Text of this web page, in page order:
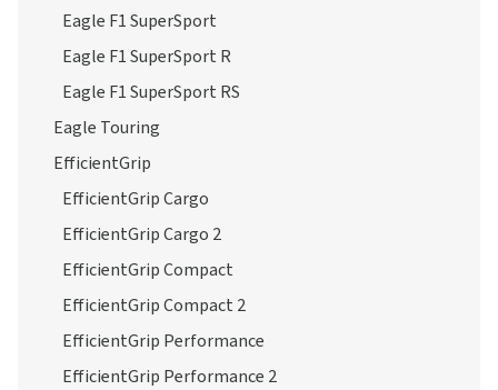
Eagle F1 SuperSport
Eagle F1 SuperSport R
Eagle F1 SuperSport RS
Eagle Touring
EfficientGrip
EfficientGrip Cargo
EfficientGrip Cargo 2
EfficientGrip Compact
EfficientGrip Compact 2
EfficientGrip Performance
EfficientGrip Performance 2